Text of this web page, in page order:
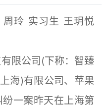
玲 实习生 王玥悦
限公司(下称：智臻
海)有限公司、苹果
一案昨天在上海第